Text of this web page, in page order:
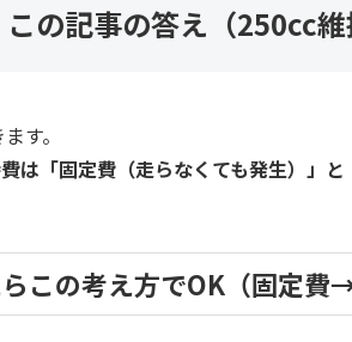
の記事の答え（250cc維
す。
は「固定費（走らなくても発生）」
この考え方でOK（固定費→